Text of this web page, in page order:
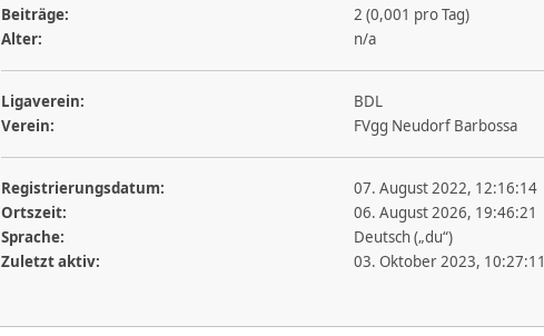
Beiträge:
2 (0,001 pro Tag)
Alter:
n/a
Ligaverein:
BDL
Verein:
FVgg Neudorf Barbossa
Registrierungsdatum:
07. August 2022, 12:16:14
Ortszeit:
06. August 2026, 19:46:21
Sprache:
Deutsch („du“)
Zuletzt aktiv:
03. Oktober 2023, 10:27:11